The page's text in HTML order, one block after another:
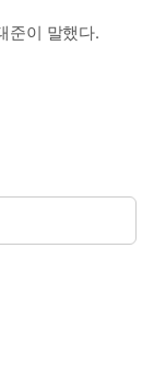
준이 말했다.